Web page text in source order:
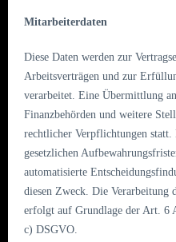
Mitarbeiterdaten
Diese Daten werden zur
Arbeitsverträgen und zur
verarbeitet. Eine Übermittlung
Finanzbehörden und weitere
rechtlicher Verpflichtungen
gesetzlichen
automatisierte
diesen Zweck. Die Verarbeitung
erfolgt auf Grundlage der Art.
c) DSGVO.